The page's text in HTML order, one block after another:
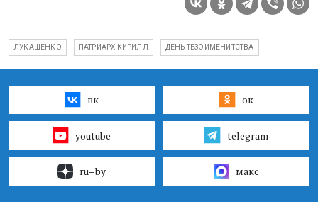
ЛУКАШЕНКО ПАТРИАРХ КИРИЛЛ ДЕНЬ ТЕЗОИМЕНИТСТВА
вк ок
youtube telegram
ru–by макс